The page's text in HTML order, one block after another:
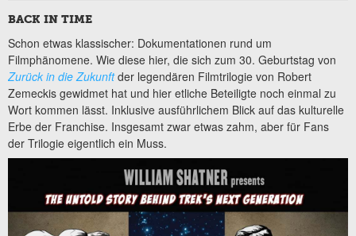
BACK IN TIME
Schon etwas klassischer: Dokumentationen rund um
Filmphänomene. Wie diese hier, die sich zum 30. Geburtstag von
Zurück in die Zukunftder legendären Filmtrilogie von Robert
Zemeckis gewidmet hat und hier etliche Beteiligte noch einmal zu
Wort kommen lässt. Inklusive ausführlichem Blick auf das kulturelle
Erbe der Franchise. Insgesamt zwar etwas zahm, aber für Fans
der Trilogie eigentlich ein Muss.